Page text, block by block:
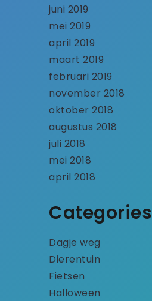
juni 2019
mei 2019
april 2019
maart 2019
februari 2019
november 2018
oktober 2018
augustus 2018
juli 2018
mei 2018
april 2018
Categories
Dagje weg
Dierentuin
Fietsen
Halloween